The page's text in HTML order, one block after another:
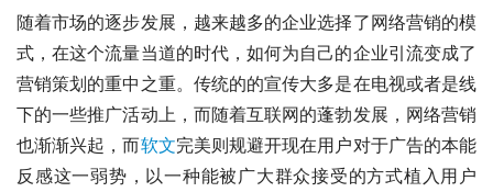
随着市场的逐步发展，越来越多的企业选择了网络营销的模
式，在这个流量当道的时代，如何为自己的企业引流变成了
营销策划的重中之重。传统的的宣传大多是在电视或者是线
下的一些推广活动上，而随着互联网的蓬勃发展，网络营销
也渐渐兴起，而软文完美则规避开现在用户对于广告的本能
反感这一弱势，以一种能被广大群众接受的方式植入用户